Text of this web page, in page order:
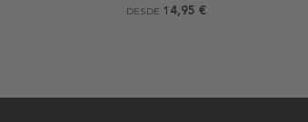
DESDE 14,95 €